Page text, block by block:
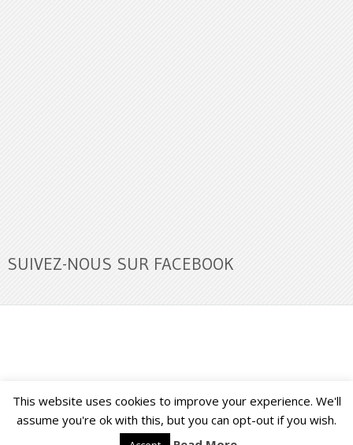
SUIVEZ-NOUS SUR FACEBOOK
Buzz Ultra Copyright © 2026. Back to Top ↑
This website uses cookies to improve your experience. We'll
assume you're ok with this, but you can opt-out if you wish.